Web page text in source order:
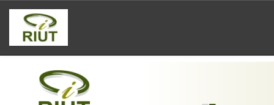
Skip
navigation